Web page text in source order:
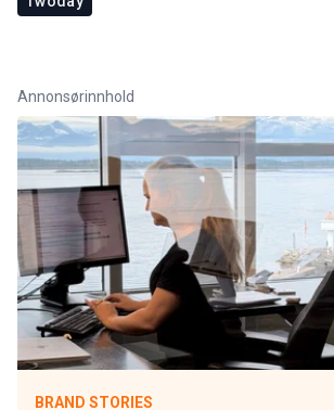
Annonsørinnhold
BRAND STORIES